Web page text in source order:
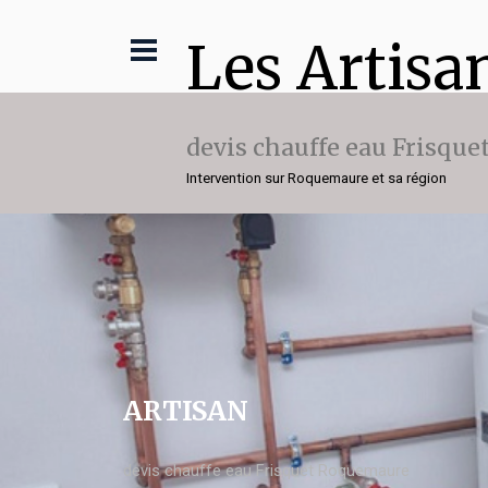
Les
devis chauffe eau
Intervention sur Roquemaure et sa région
ARTISAN
devis chauffe eau Frisquet Roquemaure